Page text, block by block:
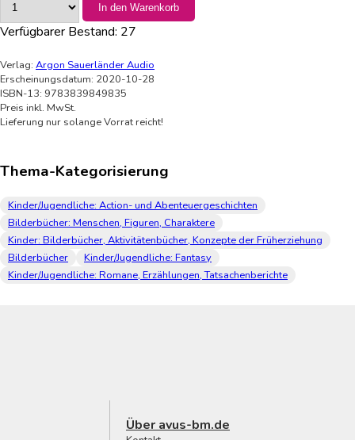
In den Warenkorb
Verfügbarer Bestand: 27
Verlag: Argon Sauerländer Audio
Erscheinungsdatum: 2020-10-28
ISBN-13: 9783839849835
Preis inkl. MwSt.
Lieferung nur solange Vorrat reicht!
Thema-Kategorisierung
Kinder/Jugendliche: Action- und Abenteuergeschichten
Bilderbücher: Menschen, Figuren, Charaktere
Kinder: Bilderbücher, Aktivitätenbücher, Konzepte der Früherziehung
Bilderbücher
Kinder/Jugendliche: Fantasy
Kinder/Jugendliche: Romane, Erzählungen, Tatsachenberichte
Über avus-bm.de